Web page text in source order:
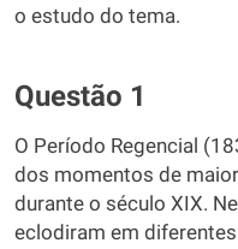
o estudo do tema.
Questão 1
O Período Regencial
dos momentos de
durante o século XIX.
eclodiram em